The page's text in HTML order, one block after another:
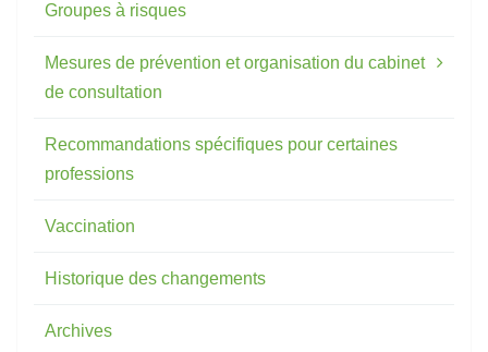
Groupes à risques
Mesures de prévention et organisation du cabinet
de consultation
Recommandations spécifiques pour certaines
professions
Vaccination
Historique des changements
Archives